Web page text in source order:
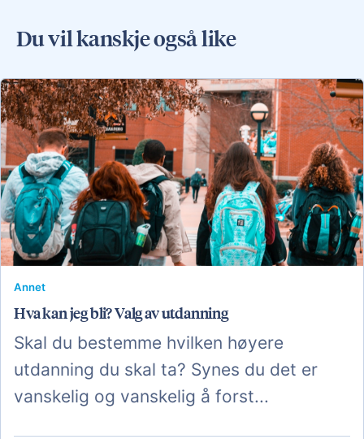
Du vil kanskje også like
Annet
Hva kan jeg bli? Valg av utdanning
Skal du bestemme hvilken høyere
utdanning du skal ta? Synes du det er
vanskelig og vanskelig å forst...